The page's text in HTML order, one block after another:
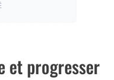
et progresser